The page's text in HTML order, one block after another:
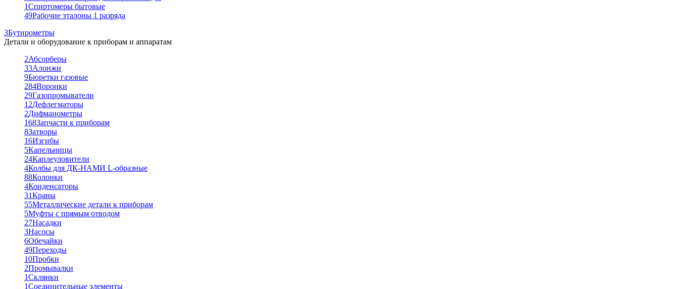
1Спиртомеры бытовые
49Рабочие эталоны 1 разряда
3Бутирометры
Детали и оборудование к приборам и аппаратам
2Абсорберы
33Алонжи
9Бюретки газовые
284Воронки
29Газопромыватели
12Дефлегматоры
2Дифманометры
168Запчасти к приборам
8Затворы
16Изгибы
5Капельницы
24Каплеуловители
4Колбы для ДК-НАМИ L-образные
88Колонки
4Конденсаторы
31Краны
55Металлические детали к приборам
5Муфты с прямым отводом
27Насадки
3Насосы
6Обечайки
49Переходы
10Пробки
2Промывалки
1Склянки
1Соединительные элементы